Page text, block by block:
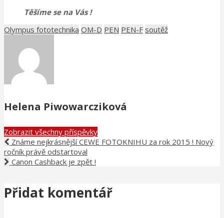
Těšíme se na Vás !
Olympus fototechnika OM-D PEN PEN-F soutěž
Helena Piwowarcziková
Zobrazit všechny příspěvky
Známe nejkrásnější CEWE FOTOKNIHU za rok 2015 ! Nový
ročník právě odstartoval
Canon Cashback je zpět !
Přidat komentář